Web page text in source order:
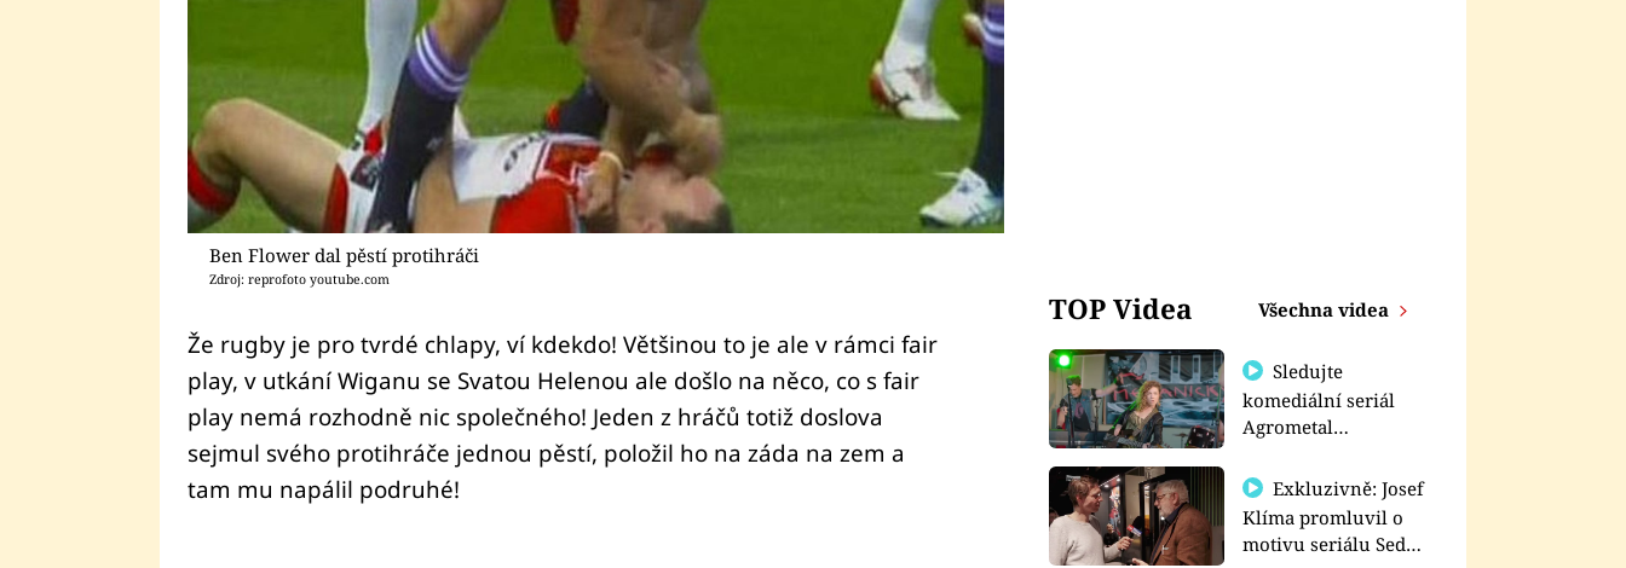
Ben Flower dal pěstí protihráči
Zdroj: reprofoto youtube.com
Že rugby je pro tvrdé chlapy, ví kdekdo! Většinou to je ale v rámci fair
play, v utkání Wiganu se Svatou Helenou ale došlo na něco, co s fair
play nemá rozhodně nic společného! Jeden z hráčů totiž doslova
sejmul svého protihráče jednou pěstí, položil ho na záda na zem a
tam mu napálil podruhé!
TOP Videa Všechna videa
Sledujte
komediální seriál
Agrometal
prima+
Exkluzivně: Josef
Klíma promluvil o
motivu seriálu Sedm